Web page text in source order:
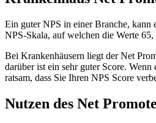
Ein guter NPS in einer Branche, kann
NPS-Skala, auf welchen die Werte
Bei Krankenhäusern liegt der Net
darüber ist ein sehr guter Score.
ratsam, dass Sie Ihren NPS Score
Nutzen des Net